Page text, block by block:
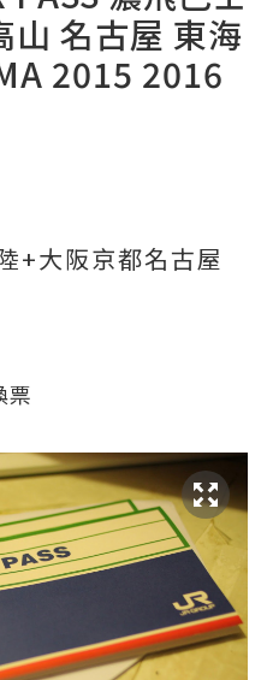
山 名古屋 東海
2015 2016
+大阪京都名古屋
票